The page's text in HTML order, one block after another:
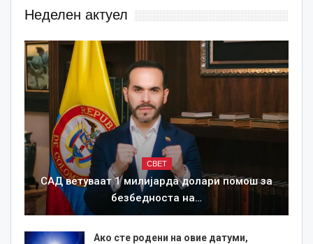
Неделен актуел
СВЕТ
САД ветуваат 1 милијарда долари помош за
безбедноста на…
Ако сте родени на овие датуми,